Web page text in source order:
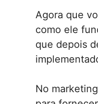
Agora que
como ele
que depois
No